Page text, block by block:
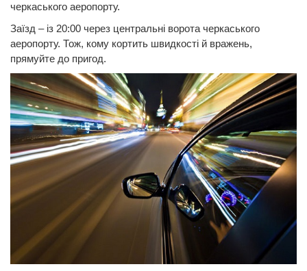
черкаського аеропорту.
Заїзд – із 20:00 через центральні ворота черкаського
аеропорту. Тож, кому кортить швидкості й вражень,
прямуйте до пригод.